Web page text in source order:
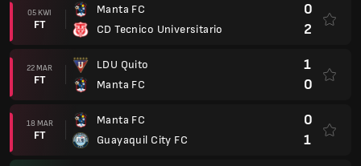
05 KWI
FT
Manta FC
CD Tecnico Universitario
0
2
22 MAR
FT
LDU Quito
Manta FC
1
0
18 MAR
FT
Manta FC
Guayaquil City FC
0
1